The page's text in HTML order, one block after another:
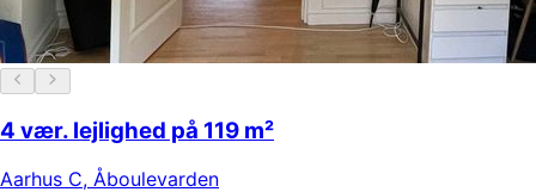
4 vær. lejlighed på 119 m²
Aarhus C, Åboulevarden